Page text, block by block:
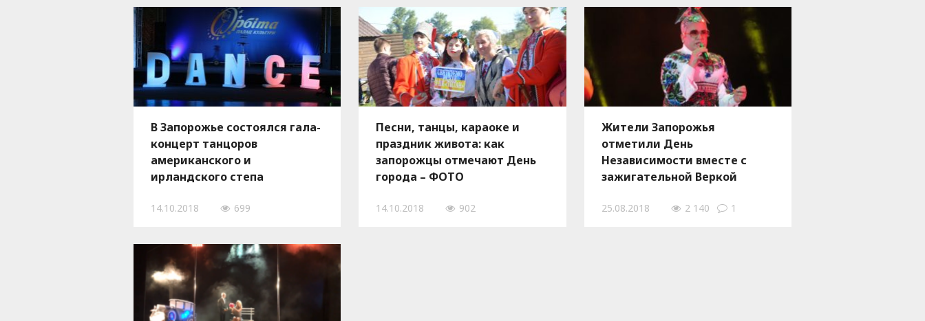
В Запорожье состоялся гала-
концерт танцоров
американского и
ирландского степа
14.10.2018 699
Песни, танцы, караоке и
праздник живота: как
запорожцы отмечают День
города – ФОТО
14.10.2018 902
Жители Запорожья
отметили День
Независимости вместе с
зажигательной Веркой
25.08.2018 2 140 1